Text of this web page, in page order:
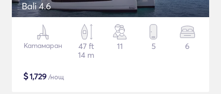
Bali 4.6
Катамаран
47 ft
14 m
11 5 6
$1,729 /нощ